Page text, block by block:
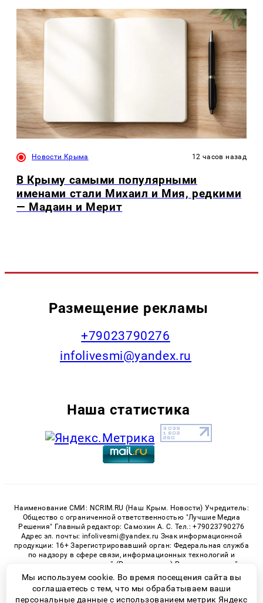
Новости Крыма 12 часов назад
В Крыму самыми популярными
именами стали Михаил и Мия, редкими
— Мадаин и Мерит
Размещение рекламы
+79023790276
infolivesmi@yandex.ru
Наша статистика
Наименование СМИ: NCRIM.RU (Наш Крым. Новости) Учредитель:
Общество с ограниченной ответственностью "Лучшие Медиа
Решения" Главный редактор: Самохин А. С. Тел.: +79023790276
Адрес эл. почты: infolivesmi@yandex.ru Знак информационной
продукции: 16+ Зарегистрировавший орган: Федеральная служба
по надзору в сфере связи, информационных технологий и
массовых коммуникаций (Роскомнадзор) Регистрационный
номер СМИ ЭЛ № ФС 77 - 81150 от 02.06.2021
Мы используем cookie. Во время посещения сайта вы
соглашаетесь с тем, что мы обрабатываем ваши
персональные данные с использованием метрик Яндекс